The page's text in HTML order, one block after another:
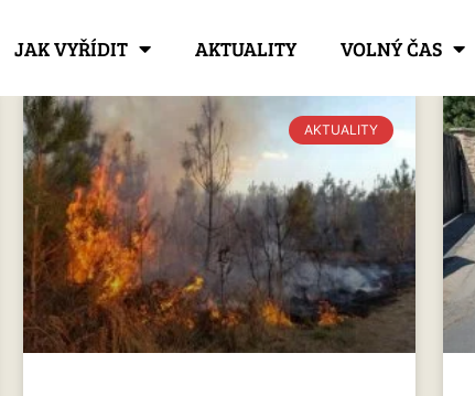
JAK VYŘÍDIT AKTUALITY VOLNÝ ČAS
AKTUALITY